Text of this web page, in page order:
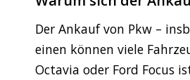
Der Ankauf von Pkw –
einen können viele
Octavia oder Ford Focus